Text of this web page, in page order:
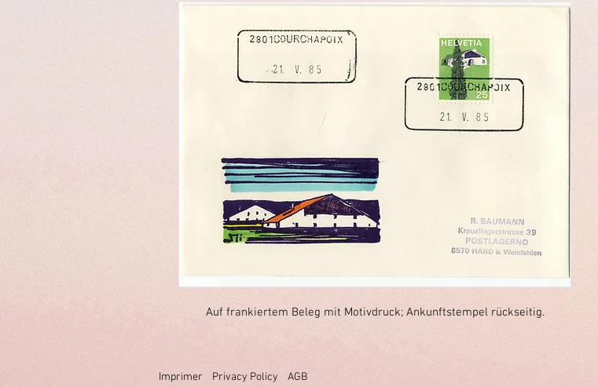
Auf frankiertem Beleg mit Motivdruck; Ankunftstempel rückseitig.
Imprimer Privacy Policy AGB